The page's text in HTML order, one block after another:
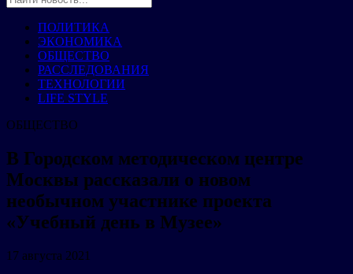
ПОЛИТИКА
ЭКОНОМИКА
ОБЩЕСТВО
РАССЛЕДОВАНИЯ
ТЕХНОЛОГИИ
LIFE STYLE
ОБЩЕСТВО
В Городском методическом центре
Москвы рассказали о новом
необычном участнике проекта
«Учебный день в Музее»
17 августа 2021